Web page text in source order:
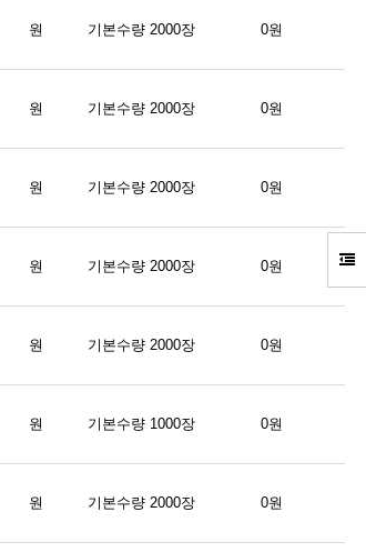
원 기본수량 2000장 0원
원 기본수량 2000장 0원
원 기본수량 2000장 0원
원 기본수량 2000장 0원
원 기본수량 2000장 0원
원 기본수량 1000장 0원
원 기본수량 2000장 0원